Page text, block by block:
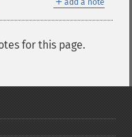
add a note
for this page.